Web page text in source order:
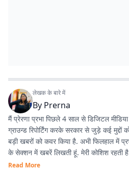
लेखक के बारे में
By Prerna
मैं प्रेरणा प्रभा पिछले 4 साल से डिजिटल
ग्राउन्ड रिपोर्टिंग करके सरकार से जुड़े कई
बड़ी खबरों को कवर किया है. अभी फिलहाल में
के सेक्शन में खबरें लिखती हूं. मेरी कोशिश रहती
हेल्थ के बारे में कुछ खोज रहे हो उन्हें में वो खबरें
Read More